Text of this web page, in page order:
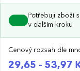
Potřebuji zboží
v dalším kroku
Cenový rozsah dle
29,65 - 53,97